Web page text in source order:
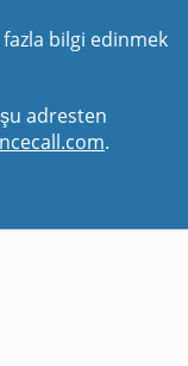
bilgi edinmek
adresten
.